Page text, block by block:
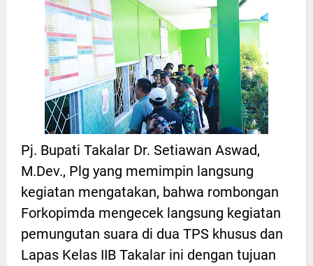
Pj. Bupati Takalar Dr. Setiawan Aswad,
M.Dev., Plg yang memimpin langsung
kegiatan mengatakan, bahwa rombongan
Forkopimda mengecek langsung kegiatan
pemungutan suara di dua TPS khusus dan
Lapas Kelas IIB Takalar ini dengan tujuan